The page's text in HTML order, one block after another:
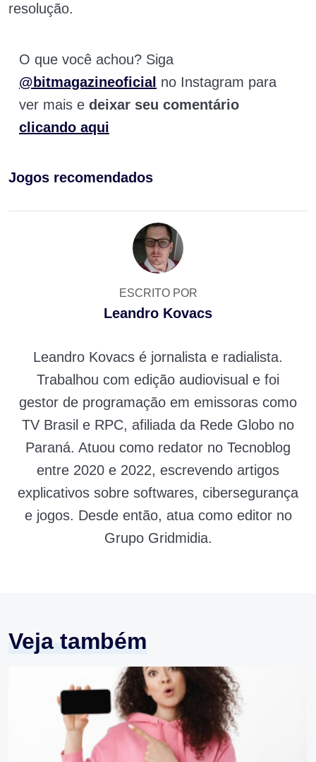
resolução.
O que você achou? Siga
@bitmagazineoficial no Instagram para
ver mais e deixar seu comentário
clicando aqui
Jogos recomendados
ESCRITO POR
Leandro Kovacs
Leandro Kovacs é jornalista e radialista.
Trabalhou com edição audiovisual e foi
gestor de programação em emissoras como
TV Brasil e RPC, afiliada da Rede Globo no
Paraná. Atuou como redator no Tecnoblog
entre 2020 e 2022, escrevendo artigos
explicativos sobre softwares, cibersegurança
e jogos. Desde então, atua como editor no
Grupo Gridmidia.
Veja também